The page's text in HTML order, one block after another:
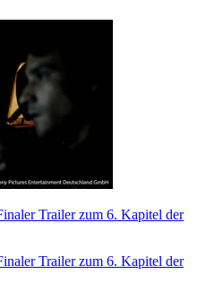
Trailer zum 6. Kapitel der
Trailer zum 6. Kapitel der